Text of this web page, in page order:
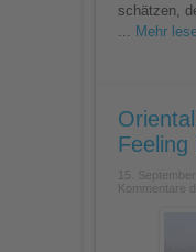
schätzen,
Mehr
Feeling
15. September
Kommentare